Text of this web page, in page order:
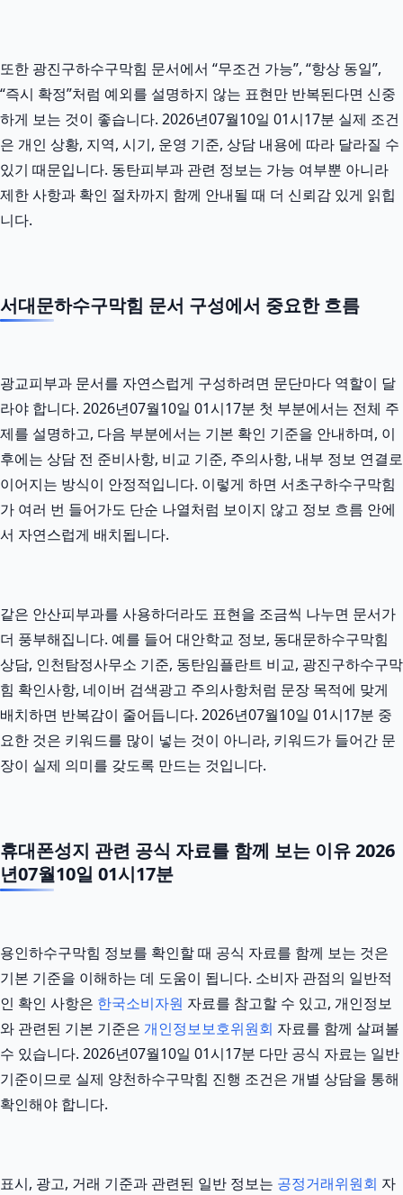
또한 광진구하수구막힘 문서에서 “무조건 가능”, “항상 동일”,
“즉시 확정”처럼 예외를 설명하지 않는 표현만 반복된다면 신중
하게 보는 것이 좋습니다. 2026년07월10일 01시17분 실제 조건
은 개인 상황, 지역, 시기, 운영 기준, 상담 내용에 따라 달라질 수
있기 때문입니다. 동탄피부과 관련 정보는 가능 여부뿐 아니라
제한 사항과 확인 절차까지 함께 안내될 때 더 신뢰감 있게 읽힙
니다.
서대문하수구막힘 문서 구성에서 중요한 흐름
광교피부과 문서를 자연스럽게 구성하려면 문단마다 역할이 달
라야 합니다. 2026년07월10일 01시17분 첫 부분에서는 전체 주
제를 설명하고, 다음 부분에서는 기본 확인 기준을 안내하며, 이
후에는 상담 전 준비사항, 비교 기준, 주의사항, 내부 정보 연결로
이어지는 방식이 안정적입니다. 이렇게 하면 서초구하수구막힘
가 여러 번 들어가도 단순 나열처럼 보이지 않고 정보 흐름 안에
서 자연스럽게 배치됩니다.
같은 안산피부과를 사용하더라도 표현을 조금씩 나누면 문서가
더 풍부해집니다. 예를 들어 대안학교 정보, 동대문하수구막힘
상담, 인천탐정사무소 기준, 동탄임플란트 비교, 광진구하수구막
힘 확인사항, 네이버 검색광고 주의사항처럼 문장 목적에 맞게
배치하면 반복감이 줄어듭니다. 2026년07월10일 01시17분 중
요한 것은 키워드를 많이 넣는 것이 아니라, 키워드가 들어간 문
장이 실제 의미를 갖도록 만드는 것입니다.
휴대폰성지 관련 공식 자료를 함께 보는 이유 2026
년07월10일 01시17분
용인하수구막힘 정보를 확인할 때 공식 자료를 함께 보는 것은
기본 기준을 이해하는 데 도움이 됩니다. 소비자 관점의 일반적
인 확인 사항은 한국소비자원 자료를 참고할 수 있고, 개인정보
와 관련된 기본 기준은 개인정보보호위원회 자료를 함께 살펴볼
수 있습니다. 2026년07월10일 01시17분 다만 공식 자료는 일반
기준이므로 실제 양천하수구막힘 진행 조건은 개별 상담을 통해
확인해야 합니다.
표시, 광고, 거래 기준과 관련된 일반 정보는 공정거래위원회 자